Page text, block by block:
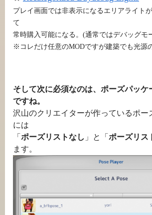
プレイ画面では非表示になるエリアライト
て
常時購入可能になる。(通常ではデバッグモ
※コレだけ任意のMODですが建築でも光源
そして次に必須なのは、ポーズパッケ
ですね。
沢山のクリエイターが作っているポー
には
「 ポーズリストなし 」と「 ポーズリス
ます。